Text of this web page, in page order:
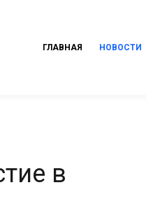
ГЛАВНАЯ НОВОСТИ
в